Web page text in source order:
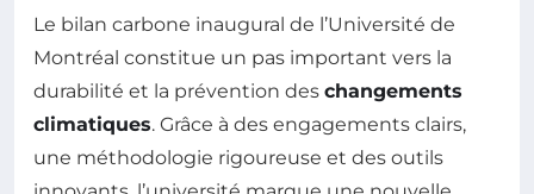
Le bilan carbone inaugural de l’Université de
Montréal constitue un pas important vers la
durabilité et la prévention des changements
climatiques. Grâce à des engagements clairs,
une méthodologie rigoureuse et des outils